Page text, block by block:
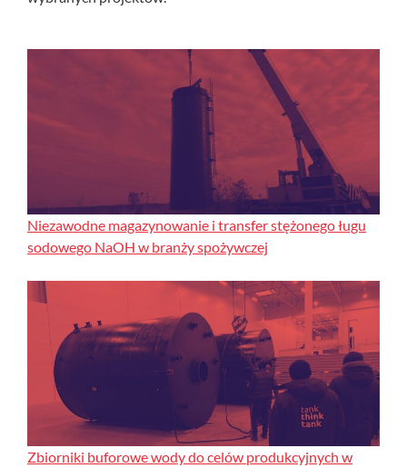
Niezawodne magazynowanie i transfer stężonego ługu
sodowego NaOH w branży spożywczej
Zbiorniki buforowe wody do celów produkcyjnych w